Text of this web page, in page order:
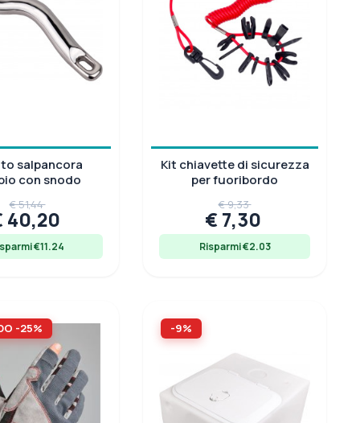
salpancora
con snodo
€ 51,44
40,20
€11.24
Kit chiavette di sicurezza
per fuoribordo
€ 9,33
€ 7,30
Risparmi €2.03
-25% -9%